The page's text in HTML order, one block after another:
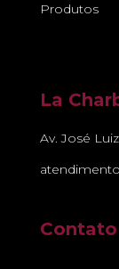
Produtos
La
Av. José
Contato